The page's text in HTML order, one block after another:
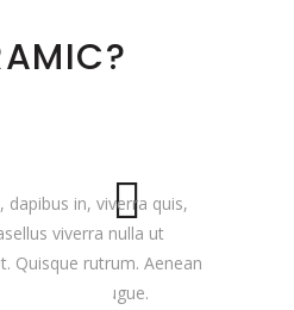
in, viverra quis,
viverra nulla ut
Quisque rutrum. Aenean
nisi vel augue.